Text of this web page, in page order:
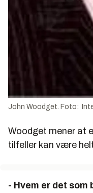
John Woodget. Foto:
Woodget mener at
tilfeller kan være
- Hvem er det